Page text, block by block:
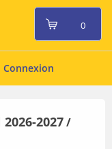
Connexion
0
2027/